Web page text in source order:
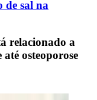
de sal na
relacionado a
até osteoporose